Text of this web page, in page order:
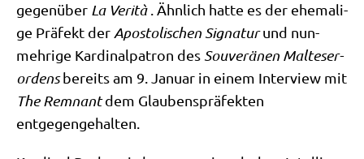
gegen­über La Veri­tà. Ähn­lich hat­te es der ehe­ma­li­
ge Prä­fekt derApo­sto­li­schen Signa­turund nun­
meh­ri­ge Kar­di­nal­pa­tron des Sou­ve­rä­nen Mal­te­ser­
or­densbereits am 9. Janu­ar in einem Inter­view mit
The Rem­nantdem Glau­bens­prä­fek­ten
entgegengehalten.